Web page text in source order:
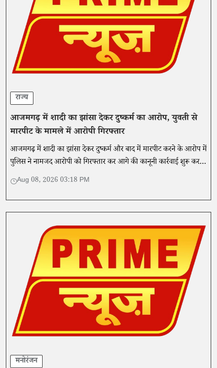
राज्य
आजमगढ़ में शादी का झांसा देकर दुष्कर्म का आरोप, युवती से
मारपीट के मामले में आरोपी गिरफ्तार
आजमगढ़ में शादी का झांसा देकर दुष्कर्म और बाद में मारपीट करने के आरोप में
पुलिस ने नामजद आरोपी को गिरफ्तार कर आगे की कानूनी कार्रवाई शुरू कर दी
है।Aug 08, 2026 03:18 PM
मनोरंजन